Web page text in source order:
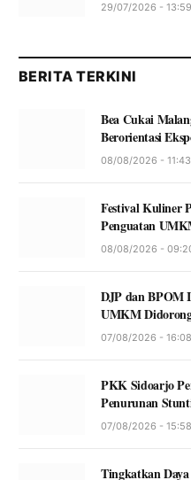
29/07/2026 - 13:59
BERITA TERKINI
Bea Cukai
Berorientasi
08/08/2026 - 11:43
Festival Kuliner
Penguatan
08/08/2026 -
DJP dan BPOM
UMKM
07/08/2026 - 16:08
PKK Sidoarjo
Penurunan
07/08/2026 - 15:58
Tingkatkan